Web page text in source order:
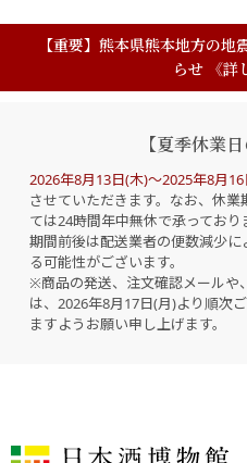
【重要】熊本県熊本地方の
らせ 《詳
【夏季休業
2026年8月13日(木)～2025年8月
させていただきます。なお、休
ては24時間年中無休で承ってお
期間前後は配送業者の便数減少
る可能性がございます。
※商品の発送、注文確認メールや
は、2026年8月17日(月)より順次
ますようお願い申し上げます。